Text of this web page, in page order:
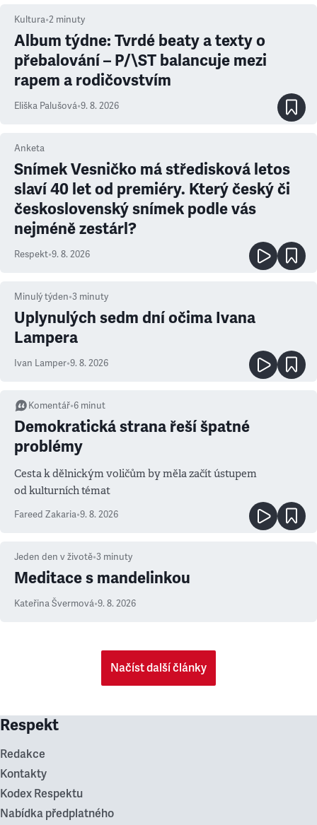
Kultura•2 minuty
Album týdne: Tvrdé beaty a texty o
přebalování – P/\ST balancuje mezi
rapem a rodičovstvím
Eliška Palušová•9. 8. 2026
Anketa
Snímek Vesničko má středisková letos
slaví 40 let od premiéry. Který český či
československý snímek podle vás
nejméně zestárl?
Respekt•9. 8. 2026
Minulý týden•3 minuty
Uplynulých sedm dní očima Ivana
Lampera
Ivan Lamper•9. 8. 2026
Komentář•6 minut
Demokratická strana řeší špatné
problémy
Cesta k dělnickým voličům by měla začít ústupem
od kulturních témat
Fareed Zakaria•9. 8. 2026
Jeden den v životě•3 minuty
Meditace s mandelinkou
Kateřina Švermová•9. 8. 2026
Načíst další články
Respekt
Redakce
Kontakty
Kodex Respektu
Nabídka předplatného